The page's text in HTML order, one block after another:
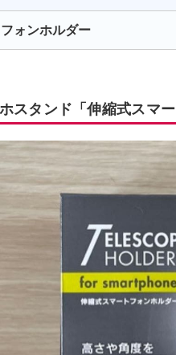
ォンホルダー
スタンド「伸縮式スマ